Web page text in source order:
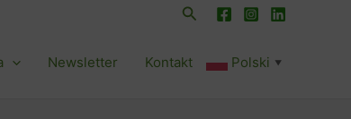
Szukaj
Newsletter Kontakt Polski ▼